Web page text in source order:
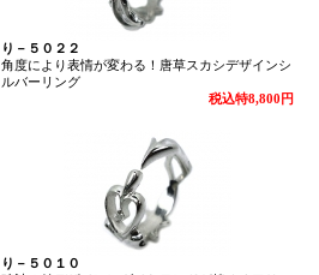
り－５０２２
角度により表情が変わる！唐草スカシデザインシ
ルバーリング
税込特8,800円
り－５０１０